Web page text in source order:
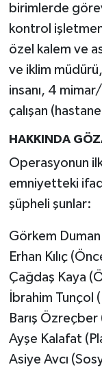
birimlerde
kontrol
özel kalem ve
ve iklim
insanı, 4
çalışan
HAKKINDA
Operasyonun
emniyetteki
şüpheli şunlar:
Görkem Duman
Erhan Kılıç
Çağdaş Kaya
İbrahim Tunçol
Barış Özreçber
Ayşe Kalafat
Asiye Avcı